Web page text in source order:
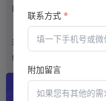
的。
在线考试系统
，对
想使得自我真正的能够
够实现顺利考试的目标。
联系方式*
附加留言